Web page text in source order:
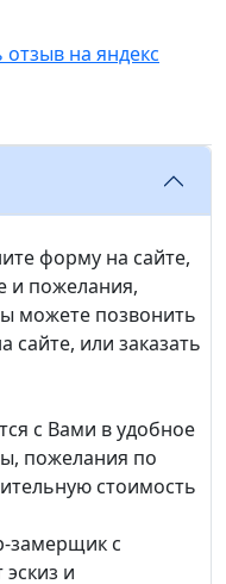
отзыв на яндекс
форму на сайте,
и пожелания,
можете позвонить
сайте, или заказать
с Вами в удобное
пожелания по
стоимость
замерщик с
и